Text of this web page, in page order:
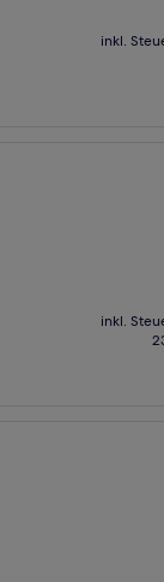
inkl.
inkl.